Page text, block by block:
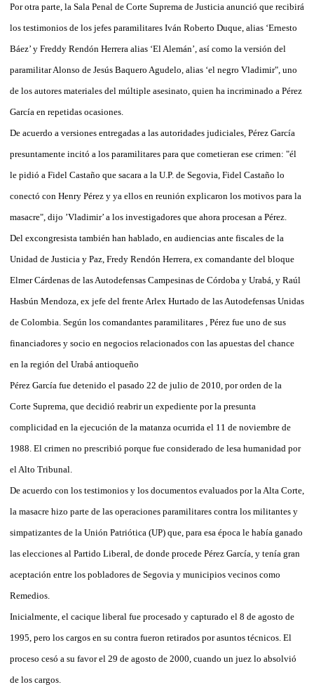
Por otra parte, la Sala Penal de Corte Suprema de Justicia anunció que recibirá
los testimonios de los jefes paramilitares Iván Roberto Duque, alias ‘Ernesto
Báez’ y Freddy Rendón Herrera alias ‘El Alemán’, así como la versión del
paramilitar Alonso de Jesús Baquero Agudelo, alias ‘el negro Vladimir", uno
de los autores materiales del múltiple asesinato, quien ha incriminado a Pérez
García en repetidas ocasiones.
De acuerdo a versiones entregadas a las autoridades judiciales, Pérez García
presuntamente incitó a los paramilitares para que cometieran ese crimen: "él
le pidió a Fidel Castaño que sacara a la U.P. de Segovia, Fidel Castaño lo
conectó con Henry Pérez y ya ellos en reunión explicaron los motivos para la
masacre", dijo ’Vladimir’ a los investigadores que ahora procesan a Pérez.
Del excongresista también han hablado, en audiencias ante fiscales de la
Unidad de Justicia y Paz, Fredy Rendón Herrera, ex comandante del bloque
Elmer Cárdenas de las Autodefensas Campesinas de Córdoba y Urabá, y Raúl
Hasbún Mendoza, ex jefe del frente Arlex Hurtado de las Autodefensas Unidas
de Colombia. Según los comandantes paramilitares , Pérez fue uno de sus
financiadores y socio en negocios relacionados con las apuestas del chance
en la región del Urabá antioqueño
Pérez García fue detenido el pasado 22 de julio de 2010, por orden de la
Corte Suprema, que decidió reabrir un expediente por la presunta
complicidad en la ejecución de la matanza ocurrida el 11 de noviembre de
1988. El crimen no prescribió porque fue considerado de lesa humanidad por
el Alto Tribunal.
De acuerdo con los testimonios y los documentos evaluados por la Alta Corte,
la masacre hizo parte de las operaciones paramilitares contra los militantes y
simpatizantes de la Unión Patriótica (UP) que, para esa época le había ganado
las elecciones al Partido Liberal, de donde procede Pérez García, y tenía gran
aceptación entre los pobladores de Segovia y municipios vecinos como
Remedios.
Inicialmente, el cacique liberal fue procesado y capturado el 8 de agosto de
1995, pero los cargos en su contra fueron retirados por asuntos técnicos. El
proceso cesó a su favor el 29 de agosto de 2000, cuando un juez lo absolvió
de los cargos.